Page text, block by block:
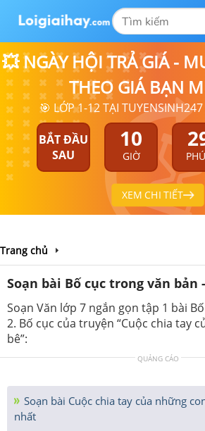
💥 NGÀY HỘI TRẢ GIÁ -
THEO GIÁ BẠN
🎯 LỚP 1-12 TẠI
BẮT ĐẦU
SAU
10
GIỜ
XEM CHI TIẾT
Trang chủ
Soạn bài Bố cục trong văn bản
Soạn Văn lớp 7 ngắn gọn tập 1 bài
2. Bố cục của truyện “Cuộc chia tay
bê”:
QUẢNG CÁO
Soạn bài Cuộc chia tay của những
nhất